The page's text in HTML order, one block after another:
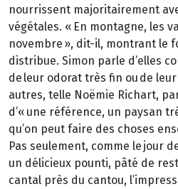
nourrissent majoritairement
végétales. « En montagne, les
novembre », dit-il, montrant le
distribue. Simon parle d’elles
de leur odorat très fin ou de
autres, telle Noëmie Richart,
d’« une référence, un paysan
qu’on peut faire des choses
Pas seulement, comme le jour
un délicieux pounti, pâté de
cantal près du cantou,